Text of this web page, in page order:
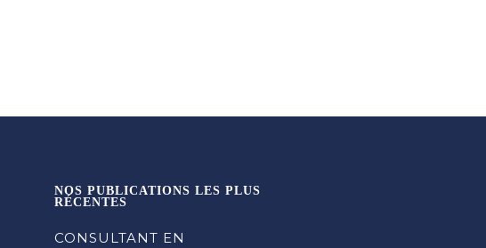
NOS PUBLICATIONS LES PLUS
RÉCENTES
CONSULTANT EN